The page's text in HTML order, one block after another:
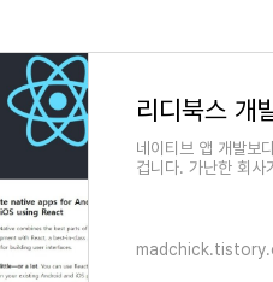
네이티브 앱 개발보
겁니다. 가난한 회사